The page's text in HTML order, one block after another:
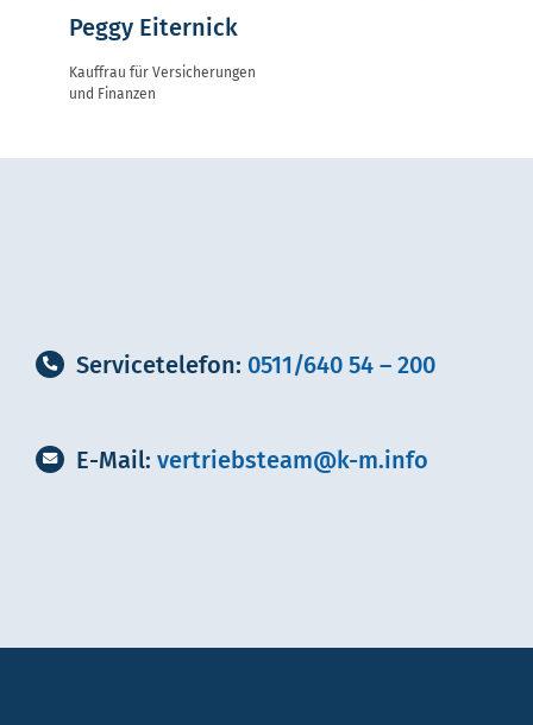
Peggy Eiternick
Kauffrau für Versicherungen
und Finanzen
Servicetelefon: 0511/640 54 – 200
E-Mail: vertriebsteam@k-m.info